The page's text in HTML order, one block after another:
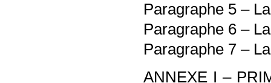
Paragraphe 5 –
Paragraphe 6 –
Paragraphe 7 –
ANNEXE I –